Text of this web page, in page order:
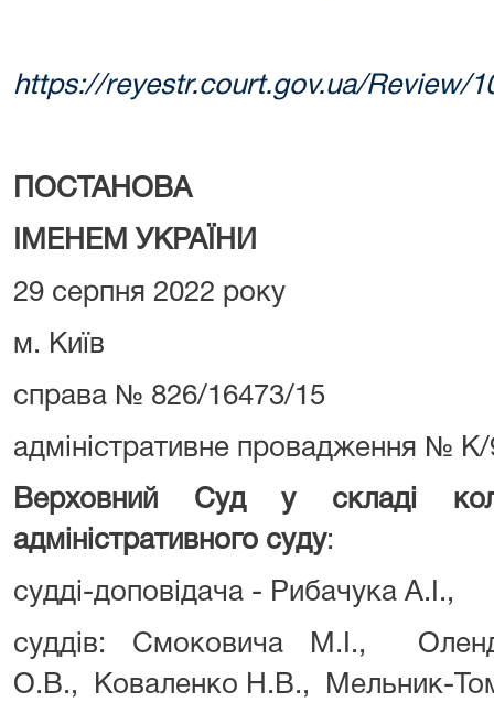
https://reyestr.court.gov.ua/Review/
ПОСТАНОВА
ІМЕНЕМ УКРАЇНИ
29 серпня 2022 року
м. Київ
справа № 826/16473/15
адміністративне провадження №
Верховний Суд у складі
адміністративного суду:
судді-доповідача - Рибачука А.І.,
суддів: Смоковича М.І.,
О.В., Коваленко Н.В., Мельник-